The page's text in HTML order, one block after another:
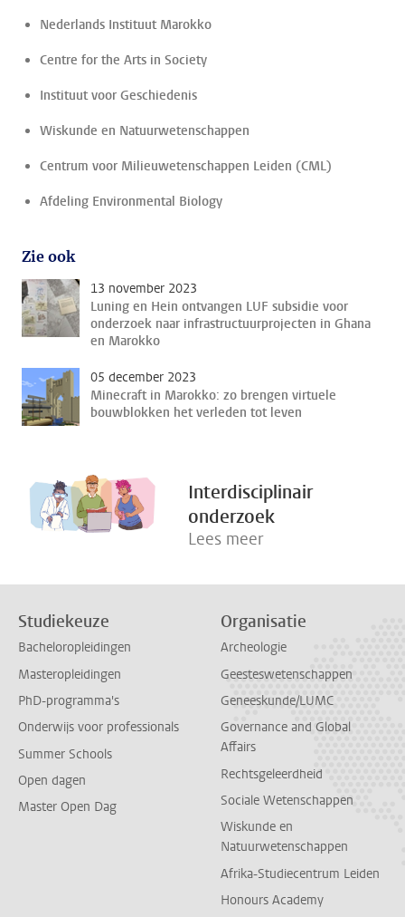
Nederlands Instituut Marokko
Centre for the Arts in Society
Instituut voor Geschiedenis
Wiskunde en Natuurwetenschappen
Centrum voor Milieuwetenschappen Leiden (CML)
Afdeling Environmental Biology
Zie ook
13 november 2023
Luning en Hein ontvangen LUF subsidie voor
onderzoek naar infrastructuurprojecten in Ghana
en Marokko
05 december 2023
Minecraft in Marokko: zo brengen virtuele
bouwblokken het verleden tot leven
Interdisciplinair
onderzoek
Lees meer
Studiekeuze
Bacheloropleidingen
Masteropleidingen
PhD-programma's
Onderwijs voor professionals
Summer Schools
Open dagen
Master Open Dag
Organisatie
Archeologie
Geesteswetenschappen
Geneeskunde/LUMC
Governance and Global
Affairs
Rechtsgeleerdheid
Sociale Wetenschappen
Wiskunde en
Natuurwetenschappen
Afrika-Studiecentrum Leiden
Honours Academy